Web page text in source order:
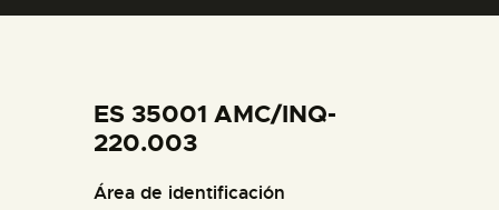
COLECCIONES
ES 35001 AMC/INQ-
220.003
Área de identificación